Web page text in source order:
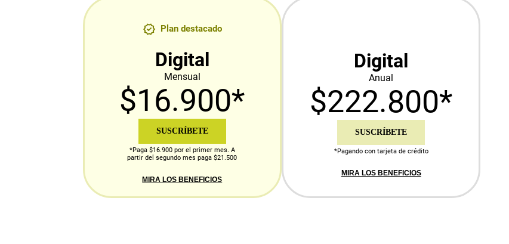
Plan destacado
Digital
Mensual
$16.900*
SUSCRÍBETE
*Paga $16.900 por el primer mes. A
partir del segundo mes paga $21.500
MIRA LOS BENEFICIOS
Digital
Anual
$222.800*
SUSCRÍBETE
*Pagando con tarjeta de crédito
MIRA LOS BENEFICIOS